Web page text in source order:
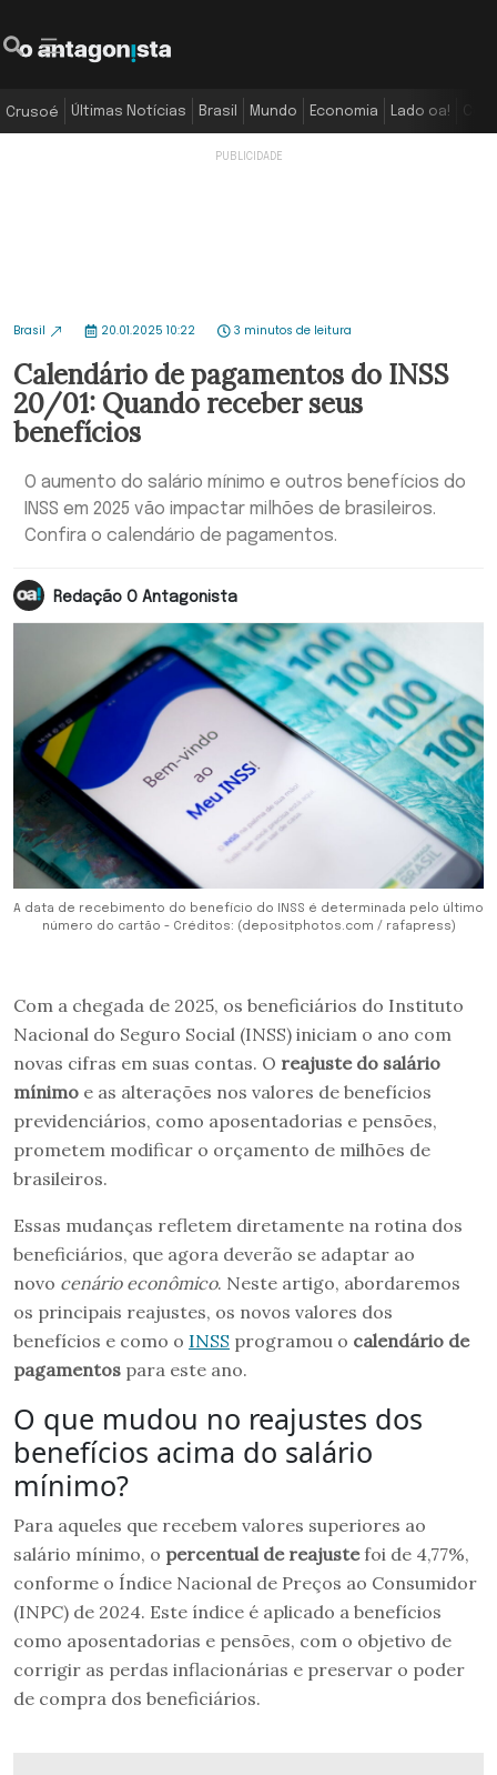
Crusoé Últimas Notícias Brasil Mundo Economia Lado oa!
Brasil 20.01.2025 10:22 3 minutos de leitura
Calendário de pagamentos do INSS
20/01: Quando receber seus
benefícios
O aumento do salário mínimo e outros benefícios do
INSS em 2025 vão impactar milhões de brasileiros.
Confira o calendário de pagamentos.
Redação O Antagonista
A data de recebimento do benefício do INSS é determinada pelo último
número do cartão - Créditos: (depositphotos.com / rafapress)
Com a chegada de 2025, os beneficiários do Instituto
Nacional do Seguro Social (INSS) iniciam o ano com
novas cifras em suas contas. O reajuste do salário
mínimo e as alterações nos valores de benefícios
previdenciários, como aposentadorias e pensões,
prometem modificar o orçamento de milhões de
brasileiros.
Essas mudanças refletem diretamente na rotina dos
beneficiários, que agora deverão se adaptar ao
novo cenário econômico. Neste artigo, abordaremos
os principais reajustes, os novos valores dos
benefícios e como o INSS programou o calendário de
pagamentos para este ano.
O que mudou no reajustes dos
benefícios acima do salário
mínimo?
Para aqueles que recebem valores superiores ao
salário mínimo, o percentual de reajustefoi de 4,77%,
conforme o Índice Nacional de Preços ao Consumidor
(INPC) de 2024. Este índice é aplicado a benefícios
como aposentadorias e pensões, com o objetivo de
corrigir as perdas inflacionárias e preservar o poder
de compra dos beneficiários.